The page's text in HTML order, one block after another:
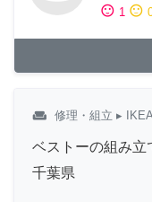
sentiment_satisfied 1 sentiment_neutral
weekend 修理・組立 ▸
ベストーの組み立
千葉県